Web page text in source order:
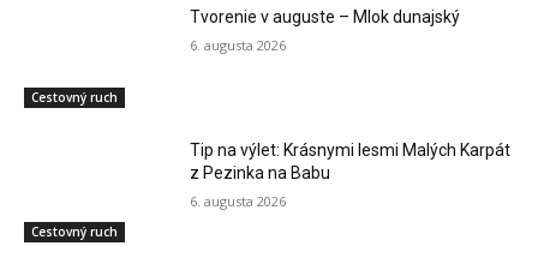
Cestovný ruch
Tvorenie v auguste – Mlok dunajský
6. augusta 2026
Cestovný ruch
Tip na výlet: Krásnymi lesmi Malých Karpát
z Pezinka na Babu
6. augusta 2026